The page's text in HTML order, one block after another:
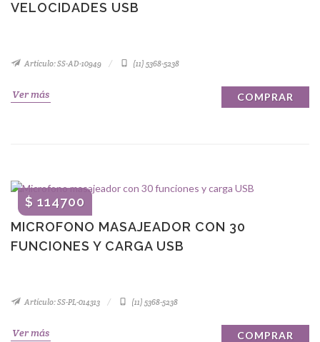
VELOCIDADES USB
Artículo: SS-AD-10949 (11) 5368-5238
Ver más COMPRAR
MICROFONO MASAJEADOR CON 30
FUNCIONES Y CARGA USB
$ 114700
Artículo: SS-PL-014313 (11) 5368-5238
Ver más COMPRAR